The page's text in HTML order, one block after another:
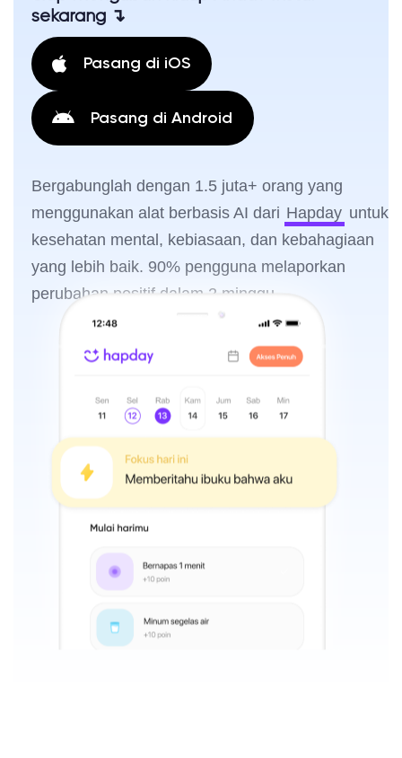
sekarang ↴
Pasang di iOS
Pasang di Android
Bergabunglah dengan 1.5 juta+ orang yang
menggunakan alat berbasis AI dari Hapday untuk
kesehatan mental, kebiasaan, dan kebahagiaan
yang lebih baik. 90% pengguna melaporkan
perubahan positif dalam 2 minggu.